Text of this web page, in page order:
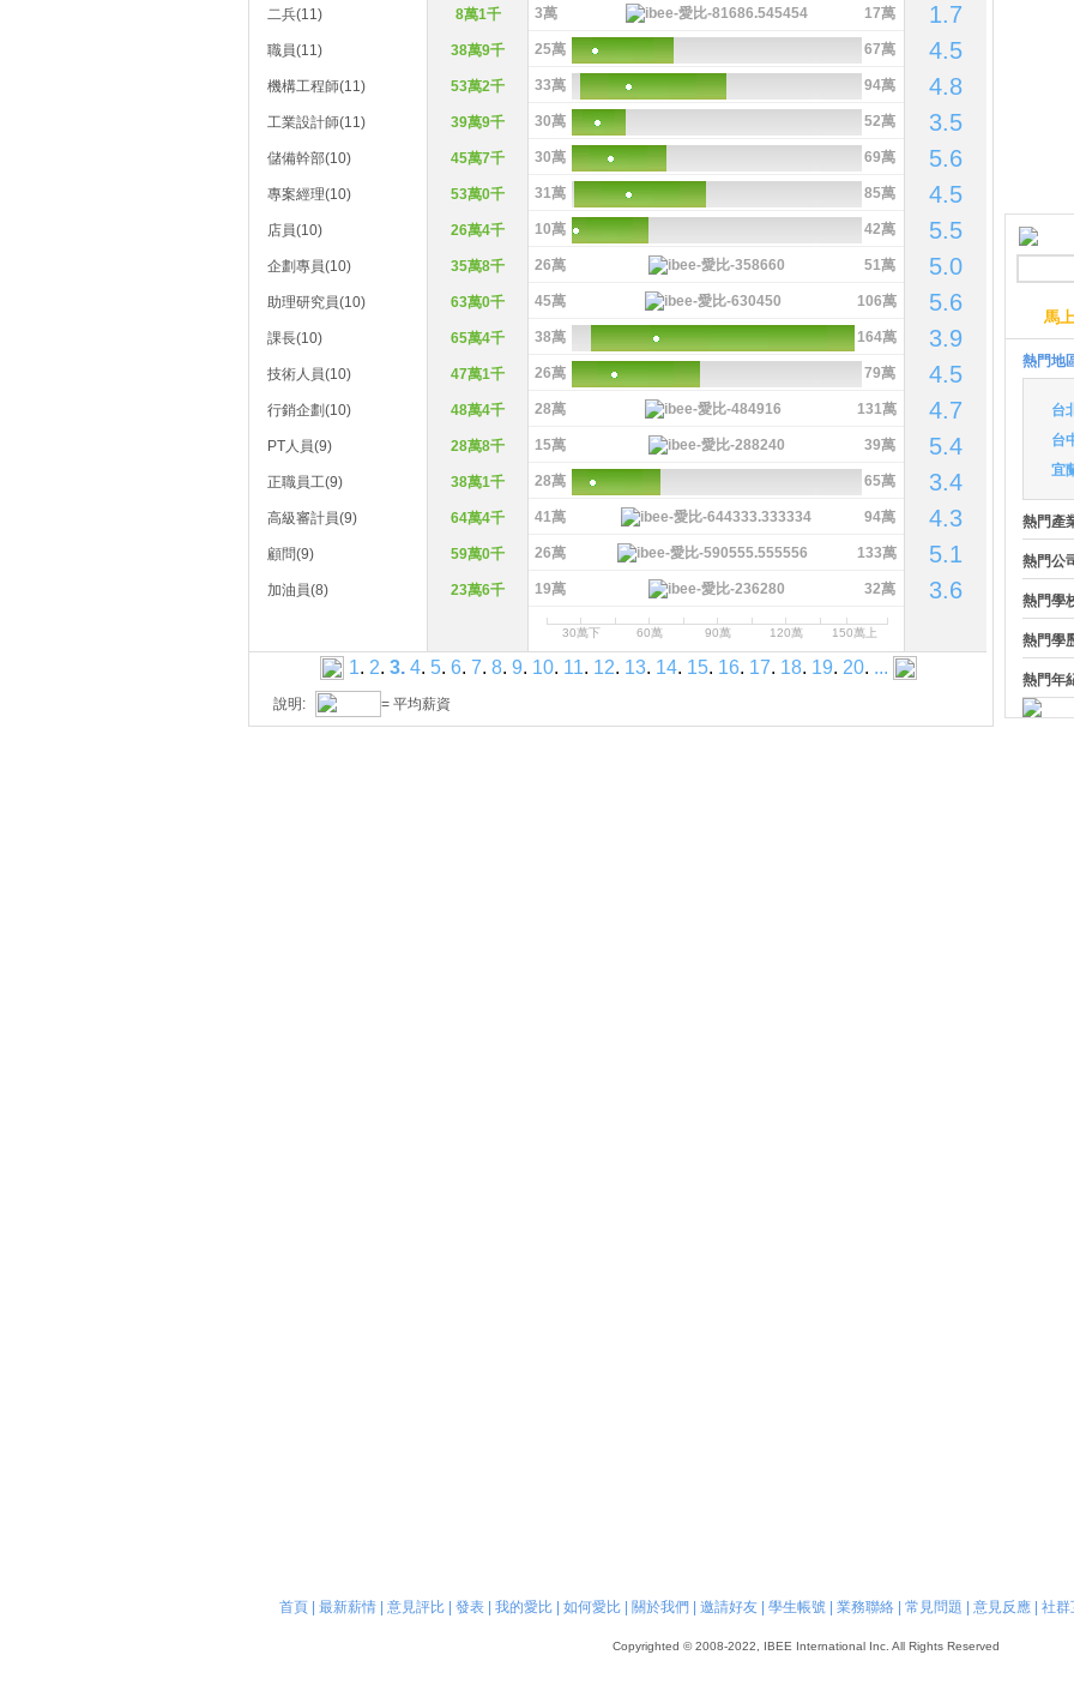
二兵(11) 8萬1千 3萬 17萬 1.7
職員(11) 38萬9千 25萬 67萬 4.5
機構工程師(11) 53萬2千 33萬 94萬 4.8
工業設計師(11) 39萬9千 30萬 52萬 3.5
儲備幹部(10) 45萬7千 30萬 69萬 5.6
專案經理(10) 53萬0千 31萬 85萬 4.5
店員(10) 26萬4千 10萬 42萬 5.5
企劃專員(10) 35萬8千 26萬 51萬 5.0
助理研究員(10) 63萬0千 45萬 106萬 5.6
課長(10) 65萬4千 38萬 164萬 3.9
技術人員(10) 47萬1千 26萬 79萬 4.5
行銷企劃(10) 48萬4千 28萬 131萬 4.7
PT人員(9) 28萬8千 15萬 39萬 5.4
正職員工(9) 38萬1千 28萬 65萬 3.4
高級審計員(9) 64萬4千 41萬 94萬 4.3
顧問(9) 59萬0千 26萬 133萬 5.1
加油員(8) 23萬6千 19萬 32萬 3.6
30萬下 60萬 90萬 120萬 150萬上
1. 2. 3. 4. 5. 6. 7. 8. 9. 10. 11. 12. 13. 14. 15. 16. 17. 18. 19. 20. ...
說明: = 平均薪資
馬
熱門地
台
台
宜
熱門產
熱門公
熱門學
熱門學
熱門年
首頁| 最新薪情| 意見評比| 發表| 我的愛比| 如何愛比| 關於我們 邀請好友| 學生帳號| 業務聯絡| 常見問題 意見反應| 社群
Copyrighted © 2008-2022, IBEE International Inc. All Rights Reserved